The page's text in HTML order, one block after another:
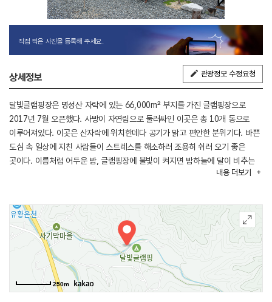
직접 찍은 사진을 등록해 주세요.
상세정보 관광정보 수정요청
달빛글램핑장은 명성산 자락에 있는 66,000m² 부지를 가진 글램핑장으로
2017년 7월 오픈했다. 사방이 자연림으로 둘러싸인 이곳은 총 10개 동으로
이루어져있다. 이곳은 산자락에 위치한데다 공기가 맑고 편안한 분위기다. 바쁜
도심 속 일상에 지친 사람들이 스트레스를 해소하러 조용히 쉬러 오기 좋은
곳이다. 이름처럼 어두운 밤, 글램핑장에 불빛이 켜지면 밤하늘에 달이 비추는
듯 감성적인 풍경이 펼쳐진다. 넓은 주차장이 있으며 각 동 앞에 해먹이 하나씩
좋고, 바비큐 테이블이 설치되어 있어 캠핑의 꽃인 바비큐 파티를 즐길 수 있다.
특히 캠핑장 내에 텃밭이 있어 상추, 옥수수 등을 자유롭게 따먹을 수 있다.
내부에는 냉난방시설이 구비돼 있어, 추울 땐 따뜻하게 더울 땐 시원하게 보낼
수 있다. 또한 캠핑에 필요한 시설이 다 갖춰져 있어 가볍게 찾기 좋은 곳이다.
내용 더보기
250m